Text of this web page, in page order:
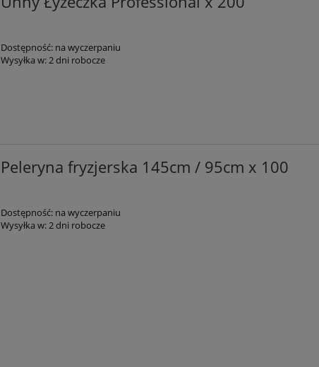
Dostępność: na wyczerpaniu
Wysyłka w:2 dni robocze
Peleryna fryzjerska 145cm / 95cm x 100
Dostępność: na wyczerpaniu
Wysyłka w:2 dni robocze